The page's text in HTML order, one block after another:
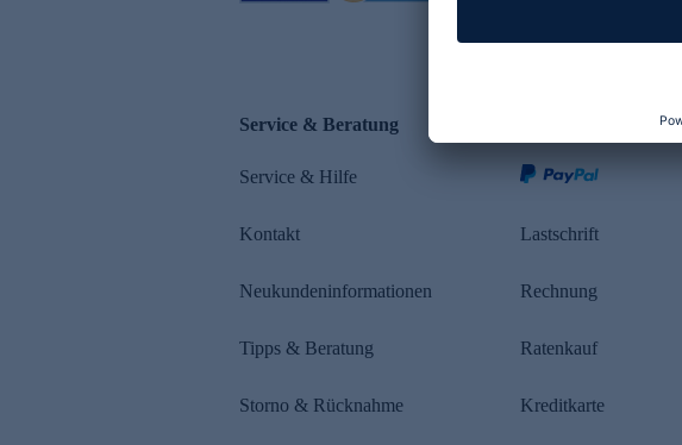
Service & Beratung
Service & Hilfe
Kontakt
Neukundeninformationen
Tipps & Beratung
Storno & Rücknahme
Lastschrift
Rechnung
Ratenkauf
Kreditkarte